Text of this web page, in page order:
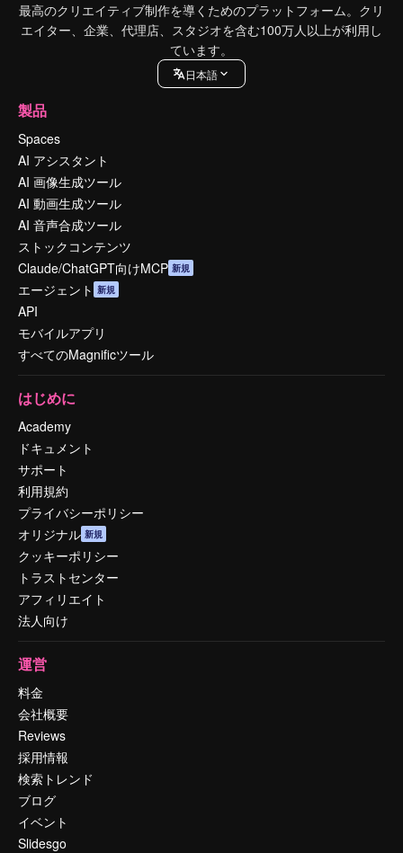
最高のクリエイティブ制作を導くためのプラットフォーム。クリ
エイター、企業、代理店、スタジオを含む100万人以上が利用し
ています。
日本語
製品
Spaces
AI アシスタント
AI 画像生成ツール
AI 動画生成ツール
AI 音声合成ツール
ストックコンテンツ
Claude/ChatGPT向けMCP 新規
エージェント 新規
API
モバイルアプリ
すべてのMagnificツール
はじめに
Academy
ドキュメント
サポート
利用規約
プライバシーポリシー
オリジナル 新規
クッキーポリシー
トラストセンター
アフィリエイト
法人向け
運営
料金
会社概要
Reviews
採用情報
検索トレンド
ブログ
イベント
Slidesgo